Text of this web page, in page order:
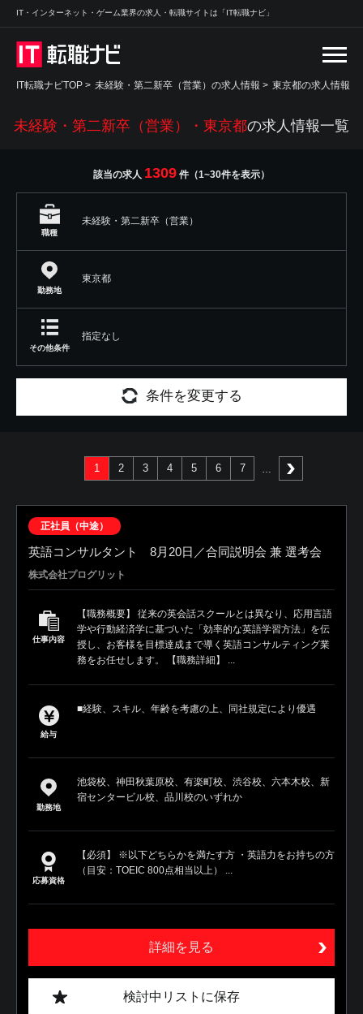
IT・インターネット・ゲーム業界の求人・転職サイトは「IT転職ナビ」
IT転職ナビTOP > 未経験・第二新卒（営業）の求人情報 > 東京都の求人情報
未経験・第二新卒（営業）・東京都の求人情報一覧
該当の求人 1309 件（1~30件を表示）
職種
未経験・第二新卒（営業）
勤務地
東京都
その他条件
指定なし
条件を変更する
1 2 3 4 5 6 7
正社員（中途）
英語コンサルタント 8月20日／合同説明会 兼 選考会
株式会社プログリット
仕事内容
【職務概要】 従来の英会話スクールとは異なり、応用言語
学や行動経済学に基づいた「効率的な英語学習方法」を伝
授し、お客様を目標達成まで導く英語コンサルティング業
務をお任せします。 【職務詳細】 ...
給与
■経験、スキル、年齢を考慮の上、同社規定により優遇
勤務地
池袋校、神田秋葉原校、有楽町校、渋谷校、六本木校、新
宿センタービル校、品川校のいずれか
応募資格
【必須】 ※以下どちらかを満たす方 ・英語力をお持ちの方
（目安：TOEIC 800点相当以上） ...
詳細を見る
検討中リストに保存